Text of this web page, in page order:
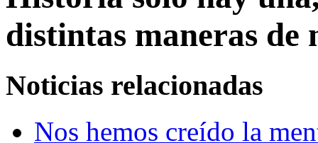
distintas maneras
Noticias relacionadas
Nos hemos creído la